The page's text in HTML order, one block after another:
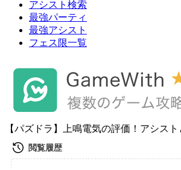
アシスト検索
最強パーティ
最強アシスト
フェス限一覧
【パズドラ】上鳴電気の評価！アシス